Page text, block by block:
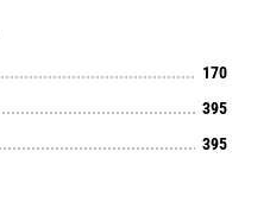
170
395
395